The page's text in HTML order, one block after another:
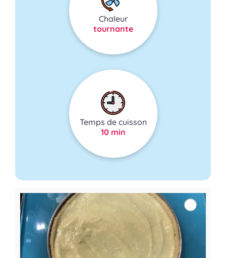
Chaleur
tournante
Temps de cuisson
10 min